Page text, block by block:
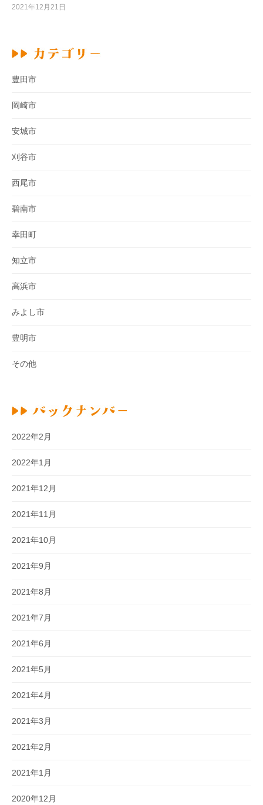
2021年12月21日
豊田市
岡崎市
安城市
刈谷市
西尾市
碧南市
幸田町
知立市
高浜市
みよし市
豊明市
その他
2022年2月
2022年1月
2021年12月
2021年11月
2021年10月
2021年9月
2021年8月
2021年7月
2021年6月
2021年5月
2021年4月
2021年3月
2021年2月
2021年1月
2020年12月